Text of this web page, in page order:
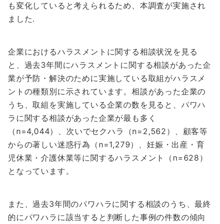
も変化していると考えられるため、本調査が実施され
ました.
企業におけるハラスメントに関する相談状況を見る
と、過去3年間にハラスメントに関する相談があった企
業が予防・解決のために実施している取組がハラスメ
ントの種類別に示されています。相談があった企業の
うち、取組を実施している企業の数を見ると、パワハ
ラに関する相談があった企業が最も多く
（n=4,044）、次いでセクハラ（n=2,562）、顧客等
からの著しい迷惑行為（n=1,279）、妊娠・出産・育
児休業・介護休業等に関するハラスメント（n=628）
となっています。
また、過去3年間のパワハラに関する相談のうち、最終
的にパワハラに該当すると判断した事例の件数の傾向